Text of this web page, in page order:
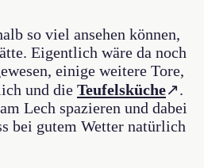
so viel ansehen können,
Eigentlich wäre da noch
einige weitere Tore,
und die Teufelsküche↗.
Lech spazieren und dabei
bei gutem Wetter natürlich